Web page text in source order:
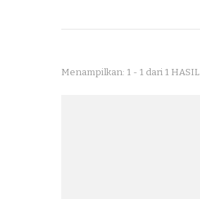
Menampilkan: 1 - 1 dari 1 HASIL